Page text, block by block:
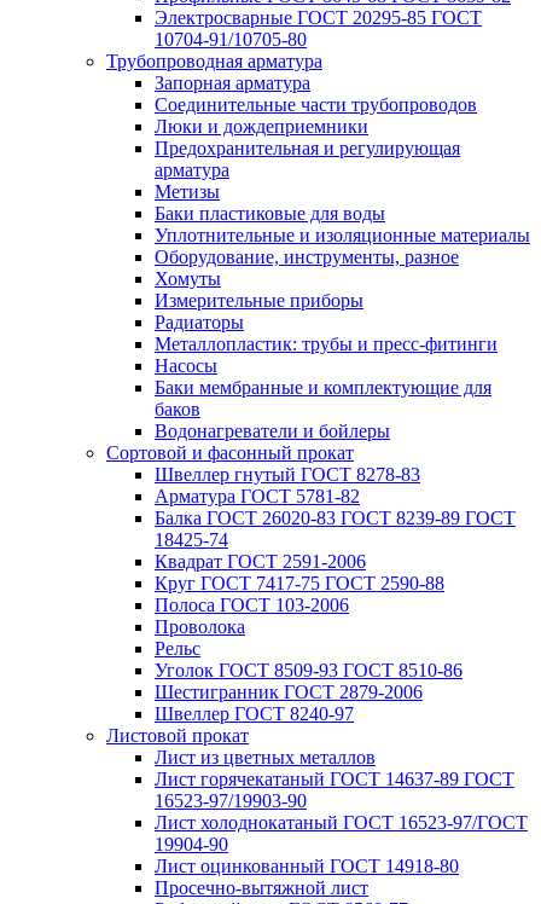
Электросварные ГОСТ 20295-85 ГОСТ
10704-91/10705-80
Трубопроводная арматура
Запорная арматура
Соединительные части трубопроводов
Люки и дождеприемники
Предохранительная и регулирующая
арматура
Метизы
Баки пластиковые для воды
Уплотнительные и изоляционные материалы
Оборудование, инструменты, разное
Хомуты
Измерительные приборы
Радиаторы
Металлопластик: трубы и пресс-фитинги
Насосы
Баки мембранные и комплектующие для
баков
Водонагреватели и бойлеры
Сортовой и фасонный прокат
Швеллер гнутый ГОСТ 8278-83
Арматура ГОСТ 5781-82
Балка ГОСТ 26020-83 ГОСТ 8239-89 ГОСТ
18425-74
Квадрат ГОСТ 2591-2006
Круг ГОСТ 7417-75 ГОСТ 2590-88
Полоса ГОСТ 103-2006
Проволока
Рельс
Уголок ГОСТ 8509-93 ГОСТ 8510-86
Шестигранник ГОСТ 2879-2006
Швеллер ГОСТ 8240-97
Листовой прокат
Лист из цветных металлов
Лист горячекатаный ГОСТ 14637-89 ГОСТ
16523-97/19903-90
Лист холоднокатаный ГОСТ 16523-97/ГОСТ
19904-90
Лист оцинкованный ГОСТ 14918-80
Просечно-вытяжной лист